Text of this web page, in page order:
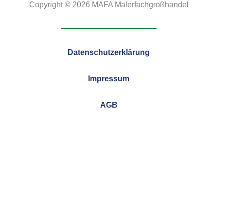
Copyright © 2026 MAFA Malerfachgroßhandel
Datenschutzerklärung
Impressum
AGB